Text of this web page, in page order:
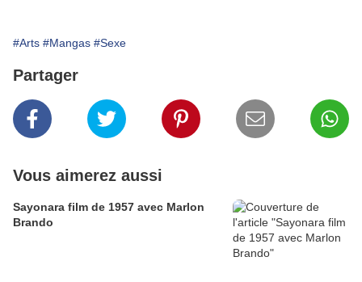
#Arts #Mangas #Sexe
Partager
Vous aimerez aussi
Sayonara film de 1957 avec Marlon
Brando